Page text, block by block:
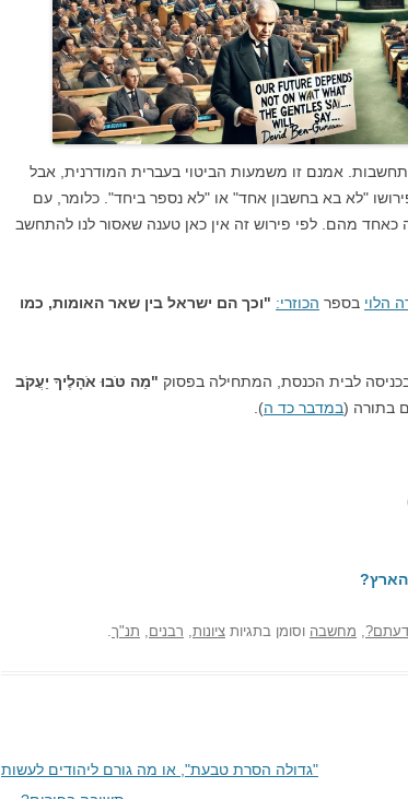
אמנם זו משמעות הביטוי בעברית המודרנית, אבל
"לא בא בחשבון אחד" או "לא נספר ביחד". כלומר, עם
מהם. לפי פירוש זה אין כאן טענה שאסור לנו להתחשב
הלוי בספר הכוזרי: "וכך הם ישראל בין שאר האומות, כמו
לבית הכנסת, המתחילה בפסוק "מַה טֹּבוּ אֹהָלֶיךָ יַעֲקֹב
בתורה (במדבר כד ה).
, מחשבה וסומן בתגיות ציונות, רבנים, תנ"ך.
"גדולה הסרת טבעת", או מה גורם ליהודים לעשות